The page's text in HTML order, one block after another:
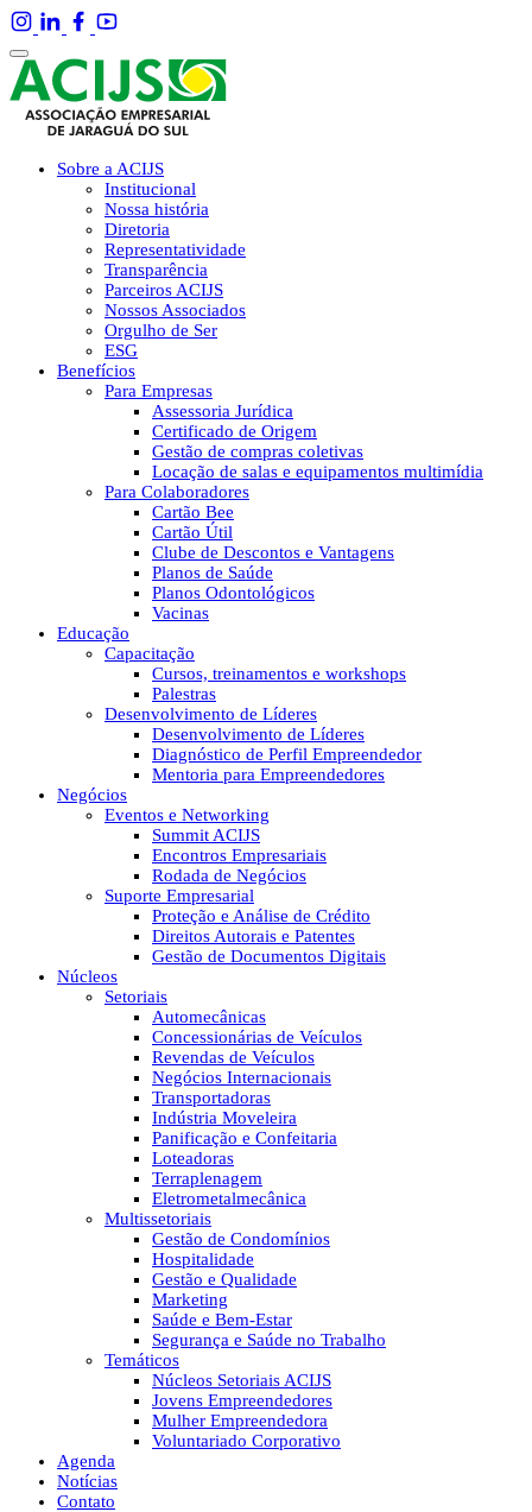
Sobre a ACIJS
Institucional
Nossa história
Diretoria
Representatividade
Transparência
Parceiros ACIJS
Nossos Associados
Orgulho de Ser
ESG
Benefícios
Para Empresas
Assessoria Jurídica
Certificado de Origem
Gestão de compras coletivas
Locação de salas e equipamentos multimídia
Para Colaboradores
Cartão Bee
Cartão Útil
Clube de Descontos e Vantagens
Planos de Saúde
Planos Odontológicos
Vacinas
Educação
Capacitação
Cursos, treinamentos e workshops
Palestras
Desenvolvimento de Líderes
Desenvolvimento de Líderes
Diagnóstico de Perfil Empreendedor
Mentoria para Empreendedores
Negócios
Eventos e Networking
Summit ACIJS
Encontros Empresariais
Rodada de Negócios
Suporte Empresarial
Proteção e Análise de Crédito
Direitos Autorais e Patentes
Gestão de Documentos Digitais
Núcleos
Setoriais
Automecânicas
Concessionárias de Veículos
Revendas de Veículos
Negócios Internacionais
Transportadoras
Indústria Moveleira
Panificação e Confeitaria
Loteadoras
Terraplenagem
Eletrometalmecânica
Multissetoriais
Gestão de Condomínios
Hospitalidade
Gestão e Qualidade
Marketing
Saúde e Bem-Estar
Segurança e Saúde no Trabalho
Temáticos
Núcleos Setoriais ACIJS
Jovens Empreendedores
Mulher Empreendedora
Voluntariado Corporativo
Agenda
Notícias
Contato